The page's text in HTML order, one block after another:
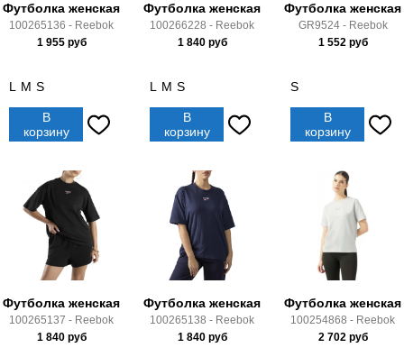
Футболка женская
100265136 - Reebok
1 955руб
L M S
В
корзину
Футболка женская
100266228 - Reebok
1 840руб
L M S
В
корзину
Футболка женская
GR9524 - Reebok
1 552руб
S
В
корзину
Футболка женская
100265137 - Reebok
1 840руб
Футболка женская
100265138 - Reebok
1 840руб
Футболка женская
100254868 - Reebok
2 702руб